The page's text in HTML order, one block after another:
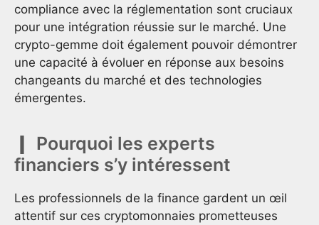
compliance avec la réglementation sont cruciaux
pour une intégration réussie sur le marché. Une
crypto-gemme doit également pouvoir démontrer
une capacité à évoluer en réponse aux besoins
changeants du marché et des technologies
émergentes.
Pourquoi les experts
financiers s’y intéressent
Les professionnels de la finance gardent un œil
attentif sur ces cryptomonnaies prometteuses